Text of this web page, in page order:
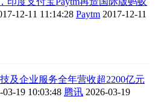
12-11 11:14:28 Paytm 2017-12-11
及企业服务全年营收超2200亿元
03-19 10:03:48 腾讯 2026-03-19